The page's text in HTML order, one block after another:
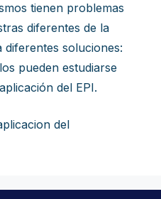
tienen problemas
diferentes de la
soluciones:
pueden estudiarse
del EPI.
del